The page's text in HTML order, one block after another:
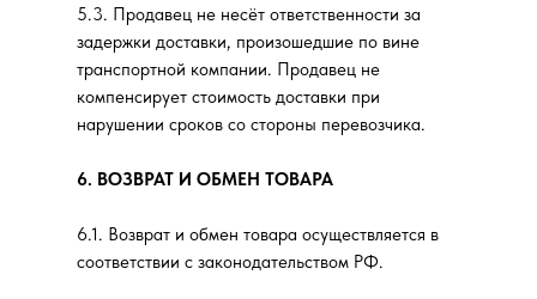
5.3. Продавец не несёт ответственности за
задержки доставки, произошедшие по вине
транспортной компании. Продавец не
компенсирует стоимость доставки при
нарушении сроков со стороны перевозчика.
6. ВОЗВРАТ И ОБМЕН ТОВАРА
6.1. Возврат и обмен товара осуществляется в
соответствии с законодательством РФ.